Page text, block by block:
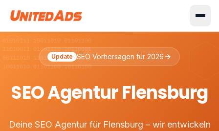
10011010 01101100
01001110 10110001
11010010 00110101
01101100 10110100
Update SEO Vorhersagen für 2026
SEO Agentur Flensburg
Deine SEO Agentur für Flensburg – wir entwickeln